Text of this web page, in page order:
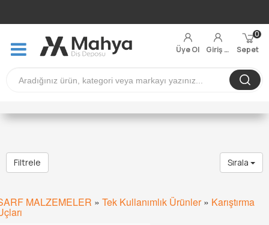
Üye Ol Giriş Yap Sepet
0
Filtrele Sırala
MALZEMELER » Tek Kullanımlık Ürünler» Karıştırma